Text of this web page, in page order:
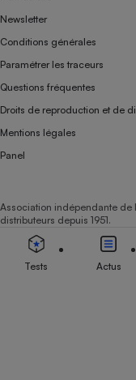
Newsletter
Conditions générales
Paramétrer les traceurs
Questions fréquentes
Droits de reproduction et de
Mentions légales
Panel
Association indépendante de
distributeurs depuis 1951.
Tests Actus